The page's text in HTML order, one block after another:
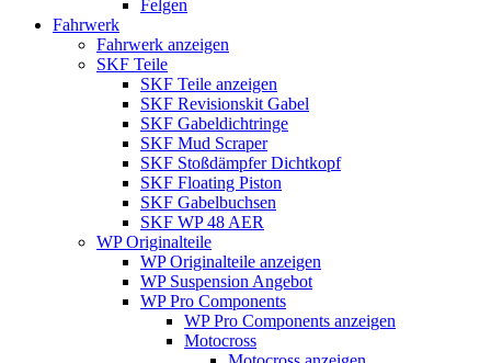
Felgen
Fahrwerk
Fahrwerk anzeigen
SKF Teile
SKF Teile anzeigen
SKF Revisionskit Gabel
SKF Gabeldichtringe
SKF Mud Scraper
SKF Stoßdämpfer Dichtkopf
SKF Floating Piston
SKF Gabelbuchsen
SKF WP 48 AER
WP Originalteile
WP Originalteile anzeigen
WP Suspension Angebot
WP Pro Components
WP Pro Components anzeigen
Motocross